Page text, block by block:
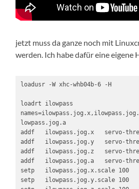
jetzt muss da ganze noch mit
werden. Ich habe dafür eine eigene
loadusr -W xhc-whb04b-6 -H
loadrt ilowpass
lowpass.jog.a
addf   ilowpass.jog.x   servo-
addf   ilowpass.jog.y   servo-
addf   ilowpass.jog.z   servo-
addf   ilowpass.jog.a   servo-
setp   ilowpass.jog.x.scale 100
setp   ilowpass.jog.y.scale 100